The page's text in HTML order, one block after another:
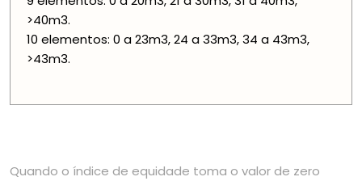
>40m3.
10 elementos: 0 a 23m3, 24 a 33m3, 34 a 43m3,
>43m3.
Quando o índice de equidade toma o valor de zero